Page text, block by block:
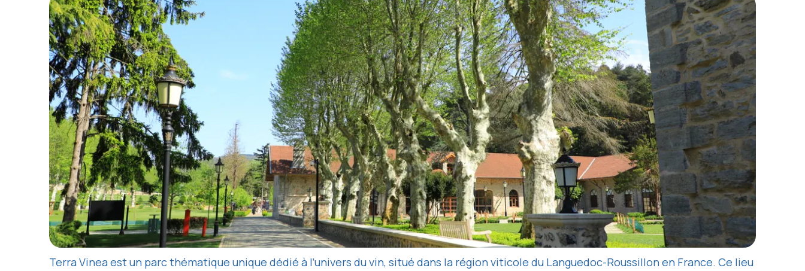
Terra Vinea est un parc thématique unique dédié à l’univers du vin, situé dans la région viticole du Languedoc-Roussillon en France. Ce lieu